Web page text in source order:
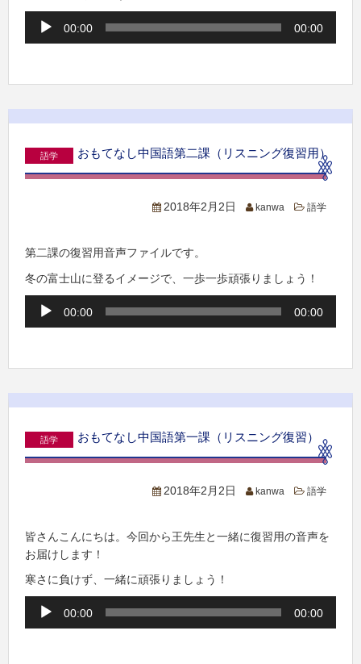
ー
00:00 00:00
語学 おもてなし中国語第二課（リスニング復習用）
2018年2月2日 kanwa 語学
第二課の復習用音声ファイルです。
冬の富士山に登るイメージで、一歩一歩頑張りましょう！
ー
00:00 00:00
語学 おもてなし中国語第一課（リスニング復習）
2018年2月2日 kanwa 語学
皆さんこんにちは。今回から王先生と一緒に復習用の音声を
お届けします！
寒さに負けず、一緒に頑張りましょう！
00:00 00:00